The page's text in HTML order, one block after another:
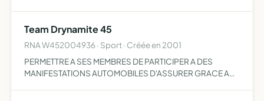
Team Drynamite 45
RNA W452004936 · Sport · Créée en 2001
PERMETTRE A SES MEMBRES DE PARTICIPER A DES
MANIFESTATIONS AUTOMOBILES D'ASSURER GRACE A